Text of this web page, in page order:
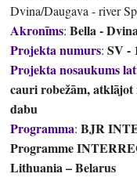
Dvina/Daugava - river
Akronīms:Bella -
Projekta numurs:SV -
Projekta nosaukums
cauri robežām,
dabu
Programma:BJR
Programme
Lithuania – Belarus